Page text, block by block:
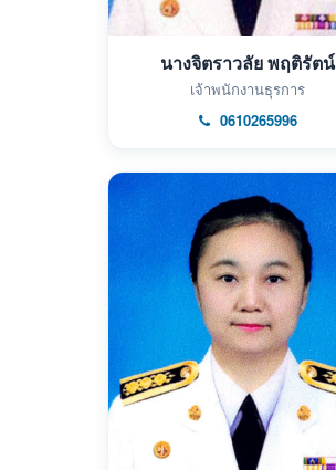
นางจิตราวลัย พฤติรัตน์
เจ้าพนักงานธุรการ
0610265996